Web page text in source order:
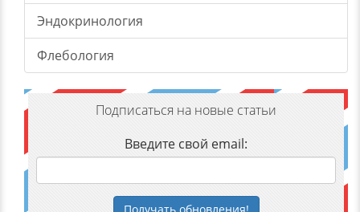
Эндокринология
Флебология
Подписаться на новые статьи
Введите свой email: